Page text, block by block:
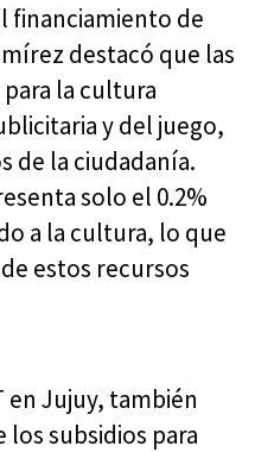
financiamiento de
destacó que las
la cultura
y del juego,
de la ciudadanía.
solo el 0.2%
a la cultura, lo que
estos recursos
Jujuy, también
subsidios para